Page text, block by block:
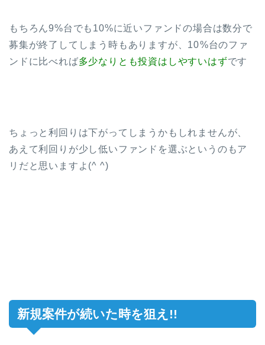
もちろん9%台でも10%に近いファンドの場合は数分で
募集が終了してしまう時もありますが、10%台のファ
ンドに比べれば多少なりとも投資はしやすいはずです
ちょっと利回りは下がってしまうかもしれませんが、
あえて利回りが少し低いファンドを選ぶというのもア
リだと思いますよ(^ ^)
新規案件が続いた時を狙え!!